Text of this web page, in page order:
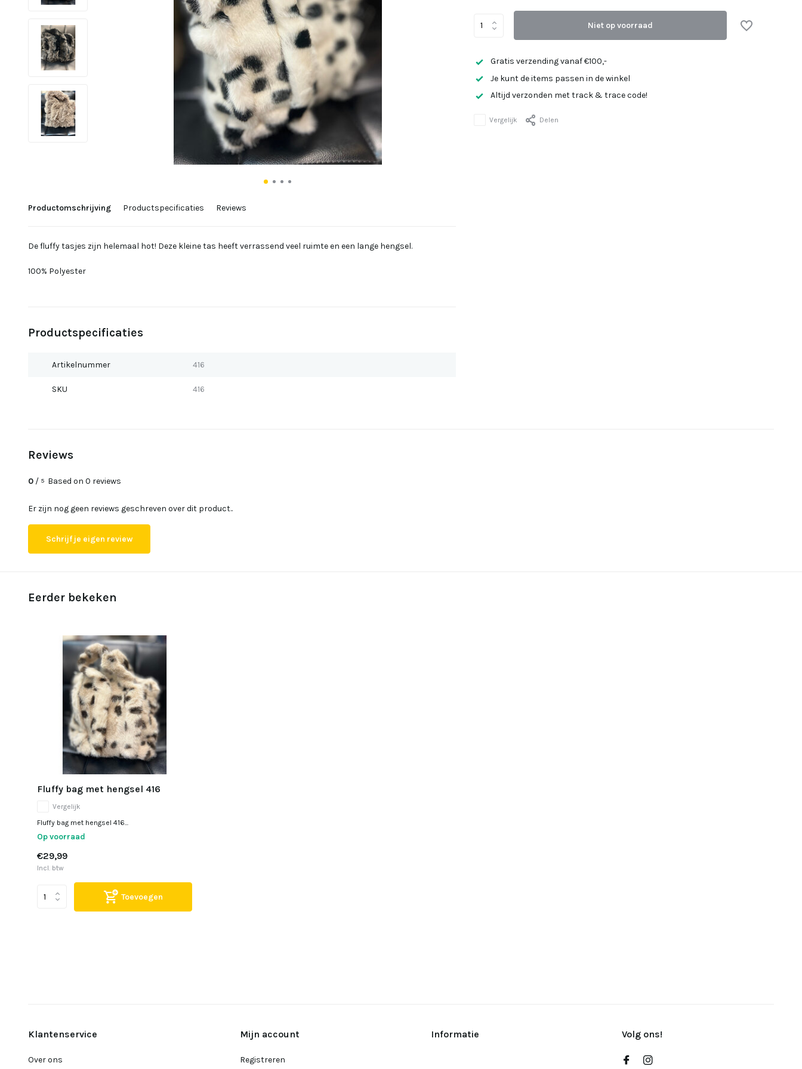
Productomschrijving Productspecificaties Reviews
De fluffy tasjes zijn helemaal hot! Deze kleine tas heeft verrassend veel ruimte en een lange hengsel.
100% Polyester
Productspecificaties
Artikelnummer 416
SKU 416
Niet op voorraad
Gratis verzending vanaf €100,-
Je kunt de items passen in de winkel
Altijd verzonden met track & trace code!
Vergelijk Delen
Reviews
0 / 5 Based on 0 reviews
Er zijn nog geen reviews geschreven over dit product..
Schrijf je eigen review
Eerder bekeken
Fluffy bag met hengsel 416
Vergelijk
Fluffy bag met hengsel 416...
Op voorraad
€29,99
Incl. btw
Toevoegen
Klantenservice
Over ons
Mijn account
Registreren
Informatie Volg ons!